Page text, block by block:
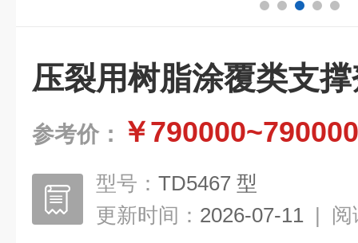
压裂用树脂涂覆类支
参考价： ￥790000~790000
型号： TD5467 型
更新时间： 2026-07-11 | 阅